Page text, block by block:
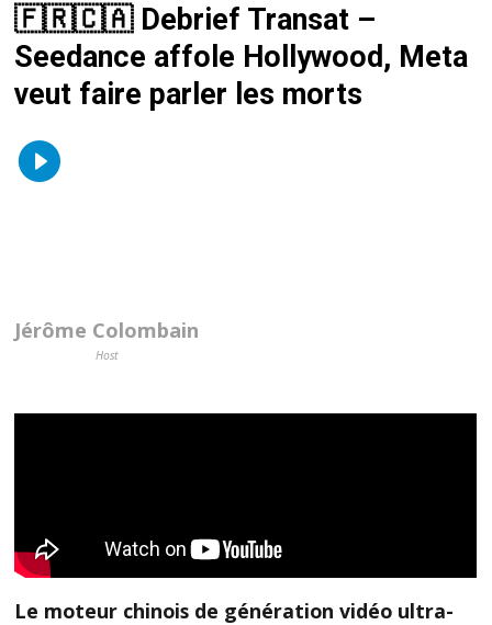
🇫🇷🇨🇦 Debrief Transat –
Seedance affole Hollywood, Meta
veut faire parler les morts
Jérôme Colombain
Host
Le moteur chinois de génération vidéo ultra-